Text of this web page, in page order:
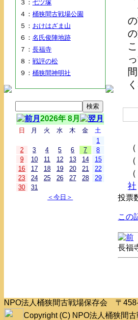
３： 七ツ塚
４： 桶狭間古戦場公園
５： おけはざま山
６： 名氏俊陣地跡
７： 長福寺
８： 戦評の松
９： 桶狭間神明社
2026年 8月
日 月 火 水 木 金
土
1
2
3 4 5 6 7
8
9
10 11 12 13 14
15
16
17 18 19 20 21
22
23
24 25 26 27 28
29
30
31
＜今日＞
社
投票
この
長福
NPO法人桶狭間古戦場保存会 〒
Copyright (C) NPO法人桶狭間